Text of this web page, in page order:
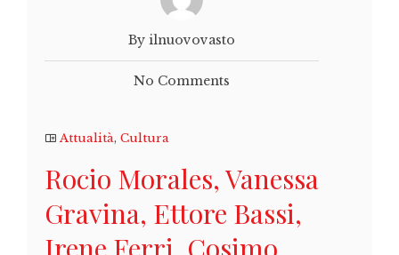
By ilnuovovasto
No Comments
Attualità, Cultura
Rocio Morales, Vanessa
Gravina, Ettore Bassi,
Irene Ferri, Cosimo